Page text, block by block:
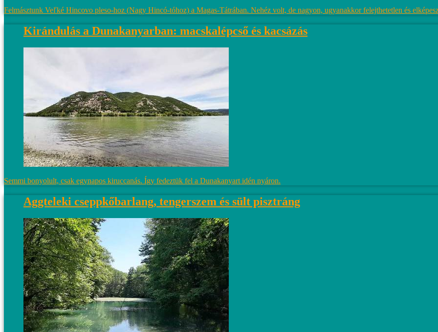
Felmásztunk Veľké Hincovo pleso-hoz (Nagy Hincó-tóhoz) a Magas-Tátrában. Nehéz volt, de nagyon, ugyanakkor felejthetetlen és
Kirándulás a Dunakanyarban: macskalépcső és kacsázás
Semmi bonyolult, csak egynapos kiruccanás. Így fedeztük fel a Dunakanyart idén nyáron.
Aggteleki cseppkőbarlang, tengerszem és sült pisztráng